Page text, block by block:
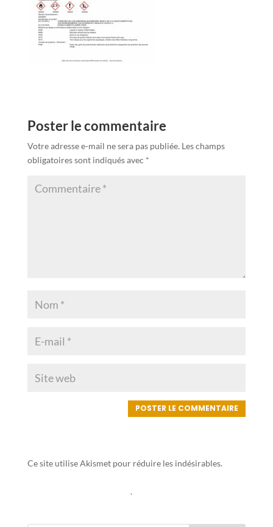
Poster le commentaire
Votre adresse e-mail ne sera pas publiée. Les champs
obligatoires sont indiqués avec *
Ce site utilise Akismet pour réduire les indésirables.
.